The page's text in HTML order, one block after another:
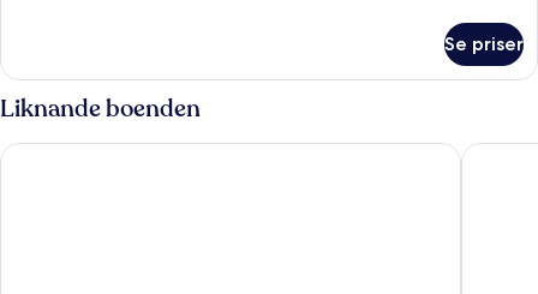
SEA
VIEW
Se priser
Liknande boenden
Hotel El Vicenç de la Mar - Adults Only (+12) Inturotel